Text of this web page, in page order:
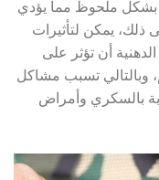
بشكل ملحوظ مما يؤدي
ذلك، يمكن لتأثيرات
أن تؤثر على
وبالتالي تسبب مشاكل
بالسكري وأمراض